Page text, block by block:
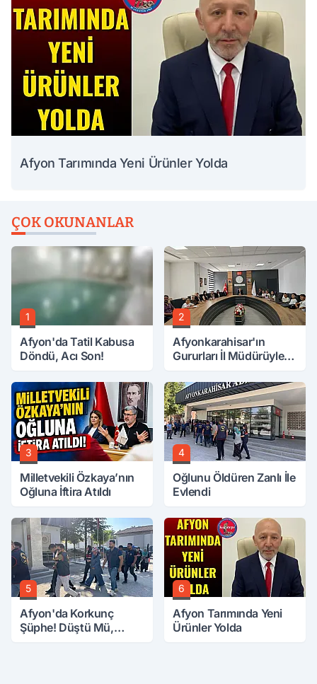
Afyon Tarımında Yeni Ürünler Yolda
ÇOK OKUNANLAR
1
Afyon'da Tatil Kabusa
Döndü, Acı Son!
2
Afyonkarahisar'ın
Gururları İl Müdürüyle
3
Milletvekili Özkaya’nın
Oğluna İftira Atıldı
4
Oğlunu Öldüren Zanlı İle
Evlendi
5
Afyon'da Korkunç
Şüphe! Düştü Mü,
6
Afyon Tarımında Yeni
Ürünler Yolda